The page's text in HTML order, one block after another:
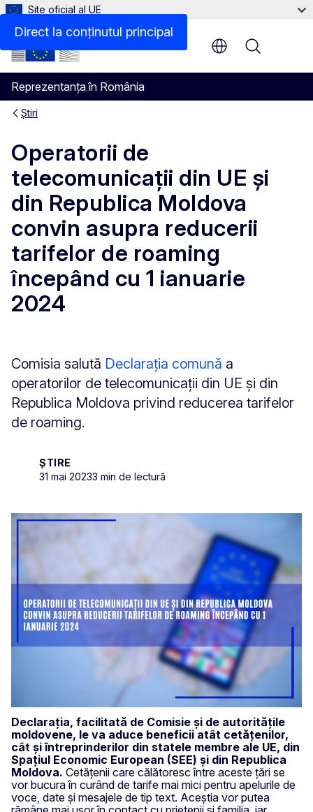
Direct la conținutul principal
Site oficial al UE
Reprezentanța în România
Menu
Știri
Operatorii de
telecomunicații din UE și
din Republica Moldova
convin asupra reducerii
tarifelor de roaming
începând cu 1 ianuarie
2024
Comisia salută Declarația comună a
operatorilor de telecomunicații din UE și din
Republica Moldova privind reducerea tarifelor
de roaming.
ȘTIRE
31 mai 20233 min de lectură
Declarația, facilitată de Comisie și de autoritățile
moldovene, le va aduce beneficii atât cetățenilor,
cât și întreprinderilor din statele membre ale UE, din
Spațiul Economic European (SEE) și din Republica
Moldova. Cetățenii care călătoresc între aceste țări se
vor bucura în curând de tarife mai mici pentru apelurile de
voce, date și mesajele de tip text. Aceștia vor putea